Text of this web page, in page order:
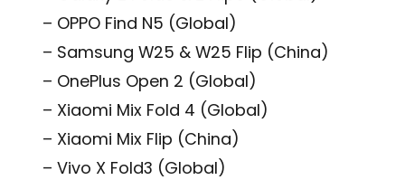
– OPPO Find N5 (Global)
– Samsung W25 & W25 Flip (China)
– OnePlus Open 2 (Global)
– Xiaomi Mix Fold 4 (Global)
– Xiaomi Mix Flip (China)
– Vivo X Fold3 (Global)